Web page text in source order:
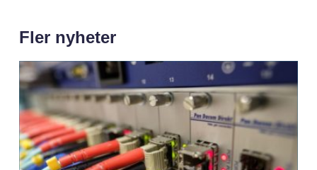
Fler nyheter